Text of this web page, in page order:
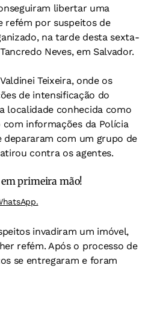
libertar uma
refém por suspeitos de
na tarde desta sexta-
Neves, em Salvador.
Teixeira, onde os
de intensificação do
localidade conhecida como
com informações da Polícia
depararam com um grupo de
contra os agentes.
primeira mão!
invadiram um imóvel,
refém. Após o processo de
se entregaram e foram